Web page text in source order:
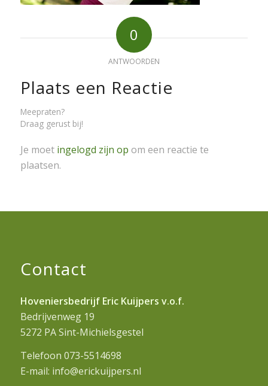
0
ANTWOORDEN
Plaats een Reactie
Meepraten?
Draag gerust bij!
Je moet ingelogd zijn op om een reactie te
plaatsen.
Contact
Hoveniersbedrijf Eric Kuijpers v.o.f.
Bedrijvenweg 19
5272 PA Sint-Michielsgestel
Telefoon 073-5514698
E-mail: info@erickuijpers.nl